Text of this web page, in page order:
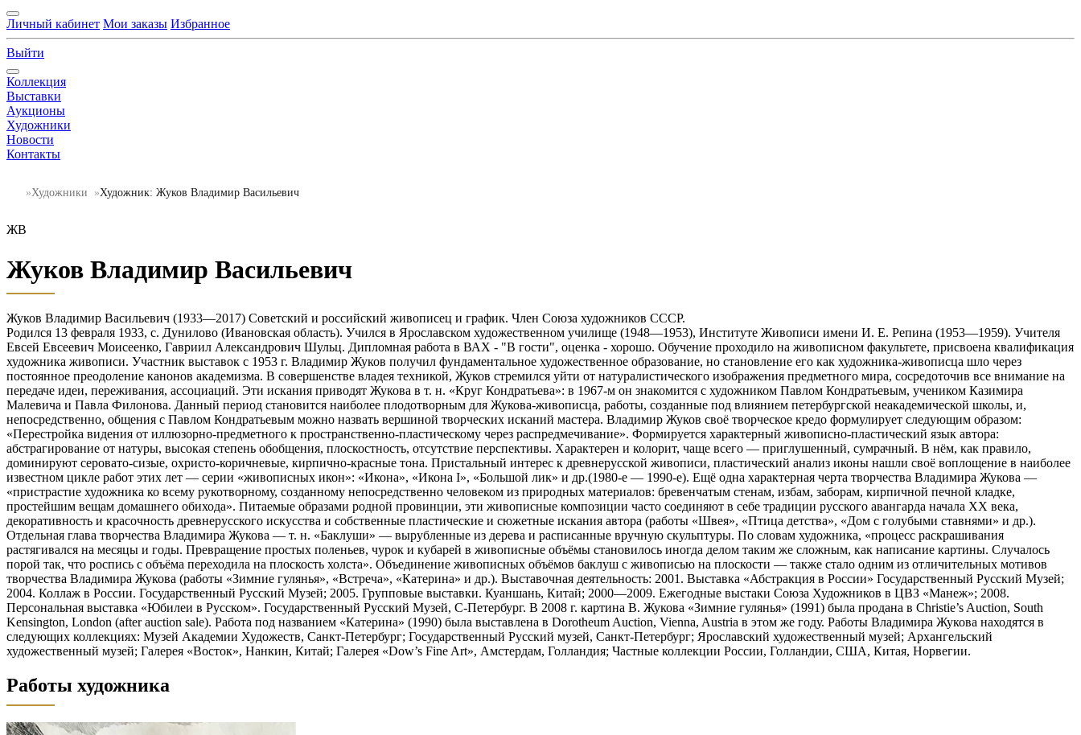
Личный кабинет Мои заказы Избранное
Выйти
Коллекция
Выставки
Аукционы
Художники
Новости
Контакты
Художники Художник: Жуков Владимир Васильевич
ЖВ
Жуков Владимир Васильевич
Жуков Владимир Васильевич (1933—2017) Советский и российский живописец и график. Член Союза художников СССР.
Родился 13 февраля 1933, с. Дунилово (Ивановская область). Учился в Ярославском художественном училище (1948—1953), Институте Живописи имени И. Е. Репина (1953—1959). Учителя
Евсей Евсеевич Моисеенко, Гавриил Александрович Шульц. Дипломная работа в ВАХ - "В гости", оценка - хорошо. Обучение проходило на живописном факультете, присвоена квалификация
художника живописи. Участник выставок с 1953 г. Владимир Жуков получил фундаментальное художественное образование, но становление его как художника-живописца шло через
постоянное преодоление канонов академизма. В совершенстве владея техникой, Жуков стремился уйти от натуралистического изображения предметного мира, сосредоточив все внимание на
передаче идеи, переживания, ассоциаций. Эти искания приводят Жукова в т. н. «Круг Кондратьева»: в 1967-м он знакомится с художником Павлом Кондратьевым, учеником Казимира
Малевича и Павла Филонова. Данный период становится наиболее плодотворным для Жукова-живописца, работы, созданные под влиянием петербургской неакадемической школы, и,
непосредственно, общения с Павлом Кондратьевым можно назвать вершиной творческих исканий мастера. Владимир Жуков своё творческое кредо формулирует следующим образом:
«Перестройка видения от иллюзорно-предметного к пространственно-пластическому через распредмечивание». Формируется характерный живописно-пластический язык автора:
абстрагирование от натуры, высокая степень обобщения, плоскостность, отсутствие перспективы. Характерен и колорит, чаще всего — приглушенный, сумрачный. В нём, как правило,
доминируют серовато-сизые, охристо-коричневые, кирпично-красные тона. Пристальный интерес к древнерусской живописи, пластический анализ иконы нашли своё воплощение в наиболее
известном цикле работ этих лет — серии «живописных икон»: «Икона», «Икона I», «Большой лик» и др.(1980-е — 1990-е). Ещё одна характерная черта творчества Владимира Жукова —
«пристрастие художника ко всему рукотворному, созданному непосредственно человеком из природных материалов: бревенчатым стенам, избам, заборам, кирпичной печной кладке,
простейшим вещам домашнего обихода». Питаемые образами родной провинции, эти живописные композиции часто соединяют в себе традиции русского авангарда начала XX века,
декоративность и красочность древнерусского искусства и собственные пластические и сюжетные искания автора (работы «Швея», «Птица детства», «Дом с голубыми ставнями» и др.).
Отдельная глава творчества Владимира Жукова — т. н. «Баклуши» — вырубленные из дерева и расписанные вручную скульптуры. По словам художника, «процесс раскрашивания
растягивался на месяцы и годы. Превращение простых поленьев, чурок и кубарей в живописные объёмы становилось иногда делом таким же сложным, как написание картины. Случалось
порой так, что роспись с объёма переходила на плоскость холста». Объединение живописных объёмов баклуш с живописью на плоскости — также стало одним из отличительных мотивов
творчества Владимира Жукова (работы «Зимние гулянья», «Встреча», «Катерина» и др.). Выставочная деятельность: 2001. Выставка «Абстракция в России» Государственный Русский Музей;
2004. Коллаж в России. Государственный Русский Музей; 2005. Групповые выставки. Куаншань, Китай; 2000—2009. Ежегодные выстаки Союза Художников в ЦВЗ «Манеж»; 2008.
Персональная выставка «Юбилеи в Русском». Государственный Русский Музей, С-Петербург. В 2008 г. картина В. Жукова «Зимние гулянья» (1991) была продана в Christie’s Auction, South
Kensington, London (after auction sale). Работа под названием «Катерина» (1990) была выставлена в Dorotheum Auction, Vienna, Austria в этом же году. Работы Владимира Жукова находятся в
следующих коллекциях: Музей Академии Художеств, Санкт-Петербург; Государственный Русский музей, Санкт-Петербург; Ярославский художественный музей; Архангельский
художественный музей; Галерея «Восток», Нанкин, Китай; Галерея «Dow’s Fine Art», Амстердам, Голландия; Частные коллекции России, Голландии, США, Китая, Норвегии.
Работы художника